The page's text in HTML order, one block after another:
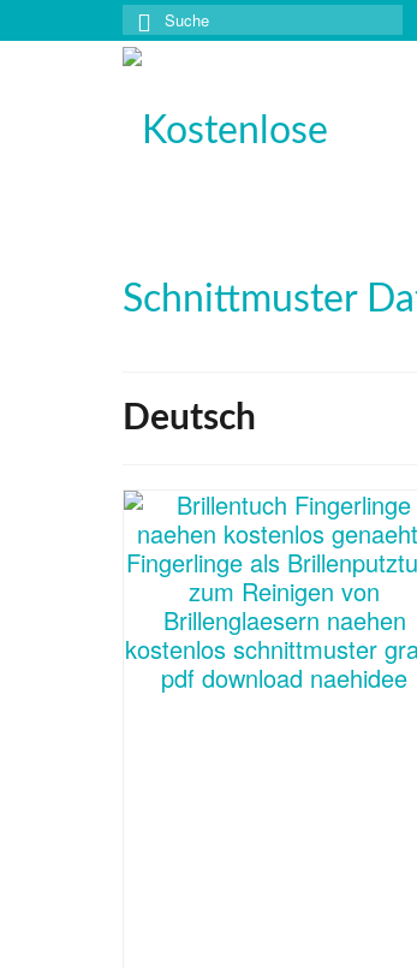
Suche
nach:
Deutsch